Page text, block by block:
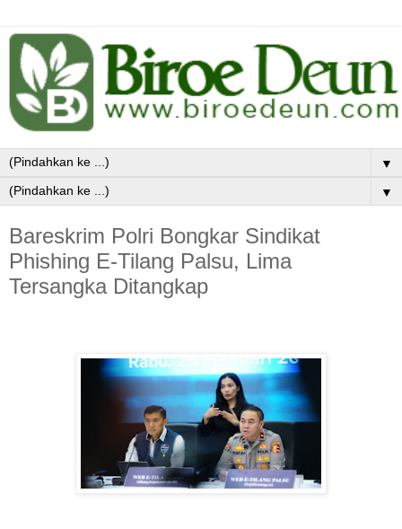
▼
▼
Bareskrim Polri Bongkar Sindikat
Phishing E-Tilang Palsu, Lima
Tersangka Ditangkap